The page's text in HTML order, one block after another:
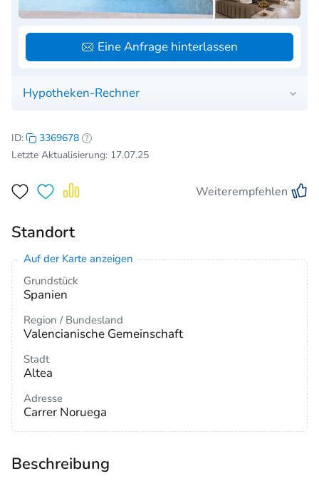
Hypotheken-Rechner
Eine Anfrage hinterlassen
ID:
3369678
Letzte Aktualisierung: 17.07.25
Weiterempfehlen
Standort
Auf der Karte anzeigen
Grundstück
Spanien
Region / Bundesland
Valencianische Gemeinschaft
Stadt
Altea
Adresse
Carrer Noruega
Beschreibung